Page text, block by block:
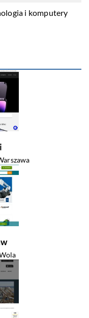
i komputery